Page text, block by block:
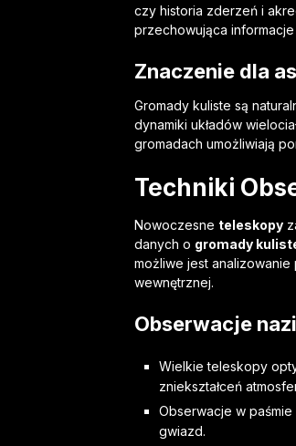
czy historia zderzeń i
przechowująca
Znaczenie dla
Gromady kuliste są
dynamiki układów
gromadach umożliwiają
Techniki
Nowoczesne teleskopy
danych o gromady
możliwe jest
wewnętrznej.
Obserwacje
Wielkie teleskopy
zniekształceń
Obserwacje w paśmie
gwiazd.